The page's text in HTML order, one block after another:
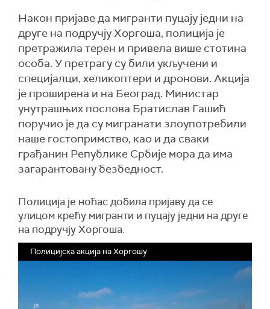
Након пријаве да мигранти пуцају једни на
друге на подручју Хоргоша, полиција је
претражила терен и привела више стотина
особа. У претрагу су били укључени и
специјалци, хеликоптери и дронови. Акција
је проширена и на Београд. Mинистар
унутрашњих послова Братислав Гашић
поручио је да су мигранати злоупотребили
наше гостопримство, као и да сваки
грађанин Републике Србије мора да има
загарантовану безбедност.
Полиција је ноћас добила пријаву да се
улицом крећу мигранти и пуцају једни на друге
на подручју Хоргоша.
Полицијска акција на Хоргошу